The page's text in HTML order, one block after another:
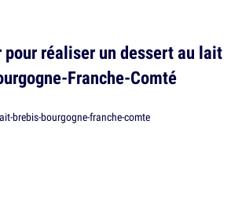
pour réaliser un dessert au lait
Franche-Comté